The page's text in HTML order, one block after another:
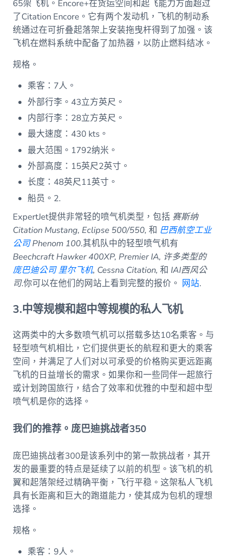
65架飞机。Encore+在货运空间和起飞能力方面超过
了Citation Encore。它有两个发动机，飞机的制动系
统通过在可折叠起落架上安装拖曳杆得到了加强。该
飞机在燃料系统中配备了加热器，以防止燃料结冰。
规格。
乘客：7人。
外部行李。43立方英尺。
内部行李：28立方英尺。
最大速度：430 kts。
最大范围。1792纳米。
外部高度：15英尺2英寸。
长度：48英尺11英寸。
船员。2.
ExpertJet提供非常轻的喷气机类型，包括 赛斯纳
Citation Mustang, Eclipse 500/550, 和 巴西航空工业
公司Phenom 100.其机队中的轻型喷气机有
Beechcraft Hawker 400XP, Premier IA, 许多类型的
庞巴迪公司里尔飞机, Cessna Citation, 和 IAI西风公
司.你可以在他们的网站上看到完整的报价。 网站.
3.中等规模和超中等规模的私人飞机
这两类中的大多数喷气机可以搭载多达10名乘客。与
轻型喷气机相比，它们提供更长的航程和更大的乘客
空间，并满足了人们对以可承受的价格购买更远距离
飞机的日益增长的需求。如果你和一些同伴一起旅行
或计划跨国旅行，结合了效率和优雅的中型和超中型
喷气机是你的选择。
我们的推荐。庞巴迪挑战者350
庞巴迪挑战者300是该系列中的第一款挑战者，其开
发的最重要的特点是延续了以前的机型。该飞机的机
翼和起落架经过精确平衡，飞行平稳。这架私人飞机
具有长距离和巨大的跑道能力，使其成为包机的理想
选择。
规格。
乘客：9人。